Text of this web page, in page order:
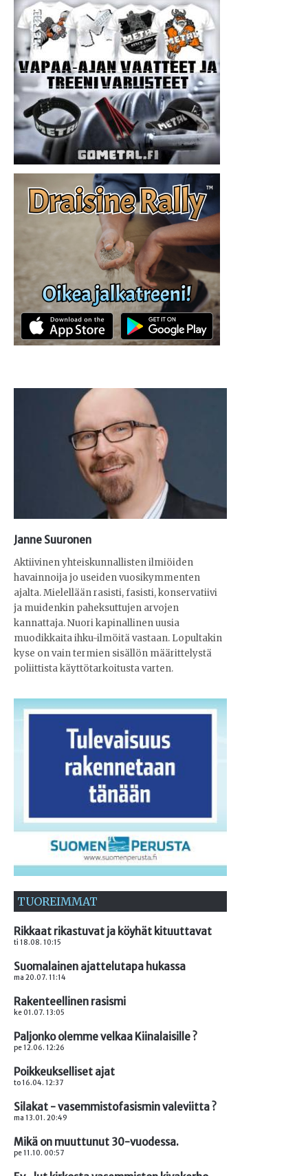
Janne Suuronen
Aktiivinen yhteiskunnallisten ilmiöiden
havainnoija jo useiden vuosikymmenten
ajalta. Mielellään rasisti, fasisti, konservatiivi
ja muidenkin paheksuttujen arvojen
kannattaja. Nuori kapinallinen uusia
muodikkaita ihku-ilmöitä vastaan. Lopultakin
kyse on vain termien sisällön määrittelystä
poliittista käyttötarkoitusta varten.
TUOREIMMAT
Rikkaat rikastuvat ja köyhät kituuttavat
ti 18.08. 10:15
Suomalainen ajattelutapa hukassa
ma 20.07. 11:14
Rakenteellinen rasismi
ke 01.07. 13:05
Paljonko olemme velkaa Kiinalaisille ?
pe 12.06. 12:26
Poikkeukselliset ajat
to 16.04. 12:37
Silakat - vasemmistofasismin valeviitta ?
ma 13.01. 20:49
Mikä on muuttunut 30-vuodessa.
pe 11.10. 00:57